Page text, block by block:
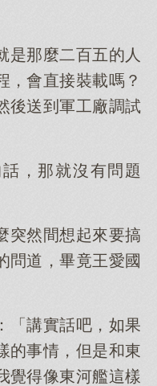
是那麼二百五的人
，會直接裝載嗎？
後送到軍工廠調試
，那就沒有問題
突然間想起來要搞
問道，畢竟王愛國
「講實話吧，如果
的事情，但是和東
覺得像東河艦這樣